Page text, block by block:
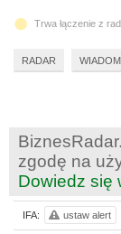
zgodę na
Dowiedz się
IFA: ustaw alert
Trwa łączenie z
RADAR